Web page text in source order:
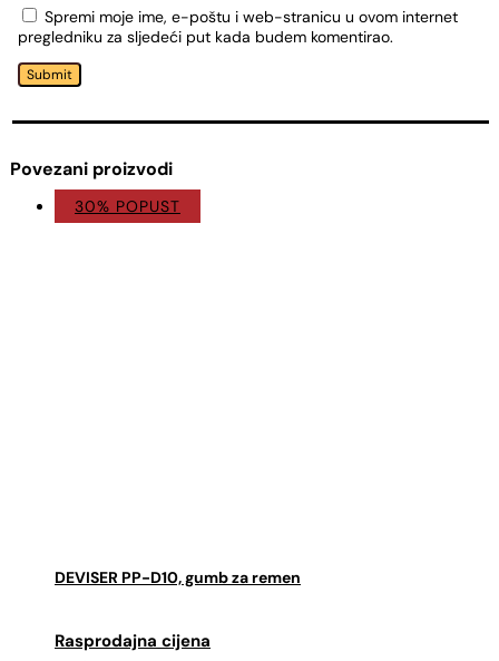
Spremi moje ime, e-poštu i web-stranicu u ovom internet
pregledniku za sljedeći put kada budem komentirao.
Submit
Povezani proizvodi
30% POPUST
DEVISER PP-D10, gumb za remen
Izvorna
cijena
Trenutna
cijena